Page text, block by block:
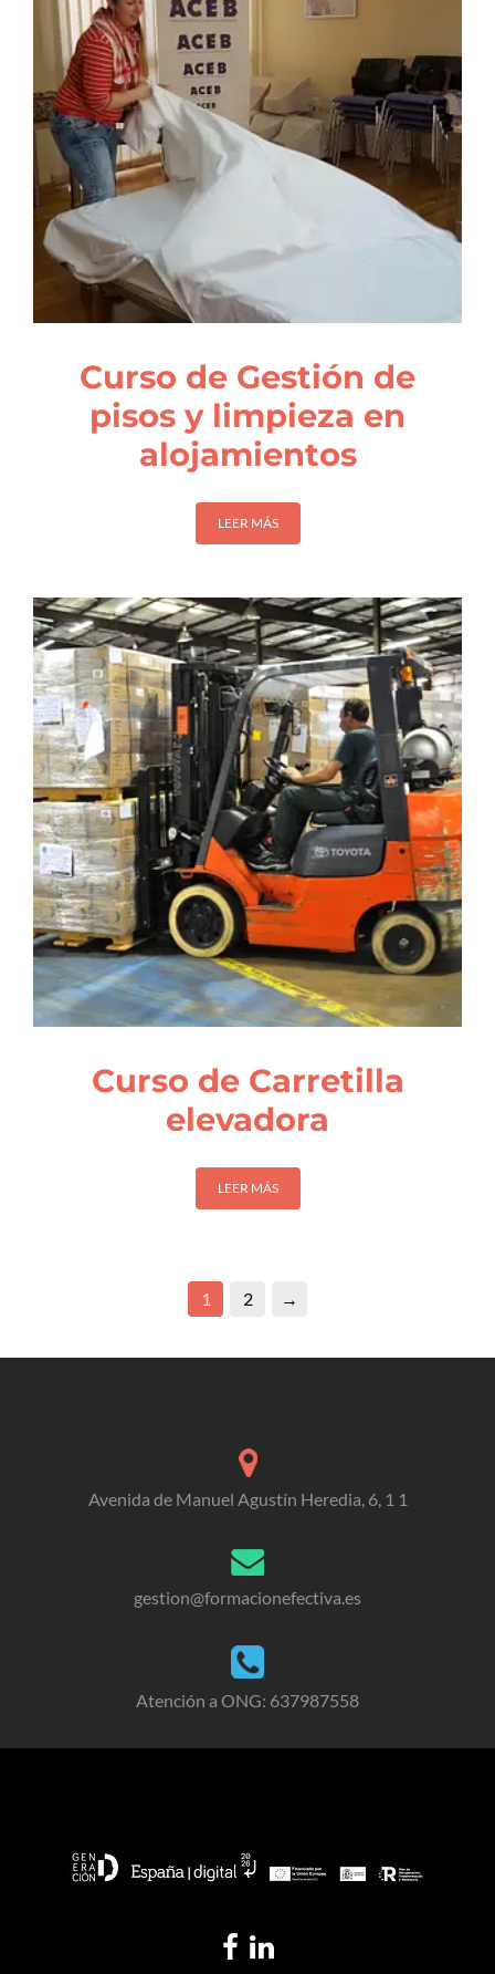
Curso de Gestión de
pisos y limpieza en
alojamientos
LEER MÁS
Curso de Carretilla
elevadora
LEER MÁS
1 2 →
Avenida de Manuel Agustín Heredia, 6, 1 1
gestion@formacionefectiva.es
Atención a ONG: 637987558